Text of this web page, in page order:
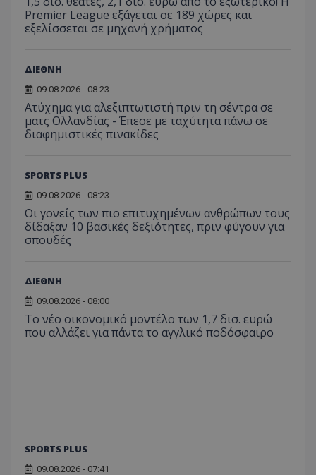
Premier League εξάγεται σε 189 χώρες και
εξελίσσεται σε μηχανή χρήματος
ΔΙΕΘΝΗ
09.08.2026 - 08:23
Ατύχημα για αλεξιπτωτιστή πριν τη σέντρα σε
ματς Ολλανδίας - Έπεσε με ταχύτητα πάνω σε
διαφημιστικές πινακίδες
SPORTS PLUS
09.08.2026 - 08:23
Οι γονείς των πιο επιτυχημένων ανθρώπων τους
δίδαξαν 10 βασικές δεξιότητες, πριν φύγουν για
σπουδές
ΔΙΕΘΝΗ
09.08.2026 - 08:00
Το νέο οικονομικό μοντέλο των 1,7 δισ. ευρώ
που αλλάζει για πάντα το αγγλικό ποδόσφαιρο
SPORTS PLUS
09.08.2026 - 07:41